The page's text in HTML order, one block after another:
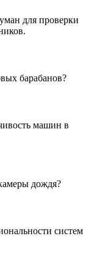
для проверки
барабанов?
машин в
дождя?
систем